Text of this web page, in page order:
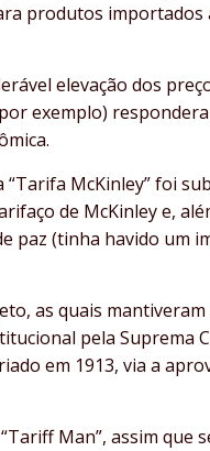
produtos importados
elevação dos
exemplo)
McKinley” foi
de McKinley e,
paz (tinha havido um
as quais
pela Suprema
em 1913, via a
Man”, assim que